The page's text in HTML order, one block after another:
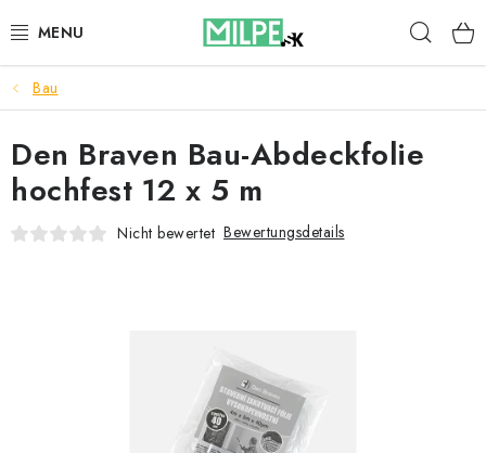
Inhalt
DACHFENSTER
DACHBODENTREPPE
HAUS UND GARTEN
Reklamationen und Rücksendungen
Bau
Den Braven Bau-Abdeckfolie
hochfest 12 x 5 m
Nicht bewertet Bewertungsdetails